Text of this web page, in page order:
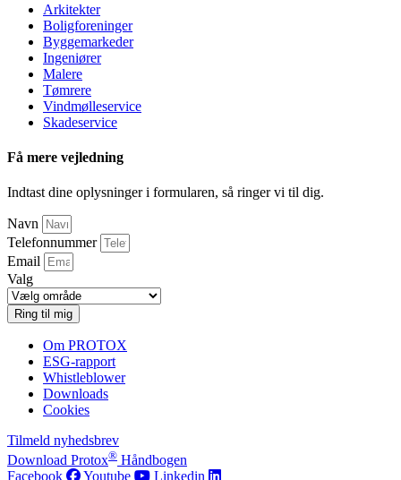
Arkitekter
Boligforeninger
Byggemarkeder
Ingeniører
Malere
Tømrere
Vindmølleservice
Skadeservice
Få mere vejledning
Indtast dine oplysninger i formularen, så ringer vi til dig.
Navn
Telefonnummer
Email
Valg
Ring til mig
Om PROTOX
ESG-rapport
Whistleblower
Downloads
Cookies
Tilmeld nyhedsbrev
Download Protox® Håndbogen
Facebook
Youtube Linkedin